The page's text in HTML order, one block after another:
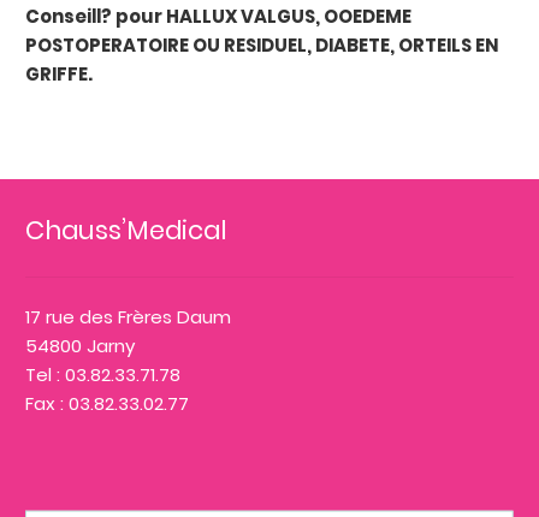
Conseill? pour HALLUX VALGUS, OOEDEME
POSTOPERATOIRE OU RESIDUEL, DIABETE, ORTEILS EN
GRIFFE.
Chauss’Medical
17 rue des Frères Daum
54800 Jarny
Tel : 03.82.33.71.78
Fax : 03.82.33.02.77